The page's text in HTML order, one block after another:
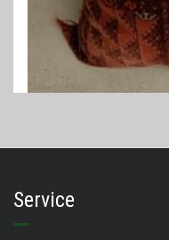
Perzisch
Service